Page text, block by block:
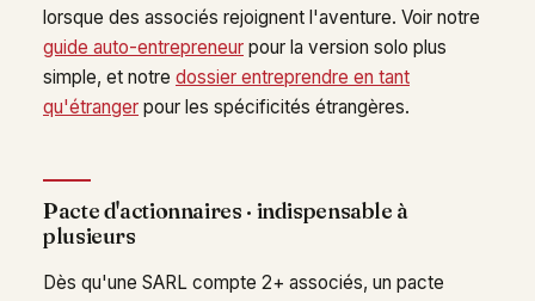
lorsque des associés rejoignent l'aventure. Voir notre
guide auto-entrepreneur pour la version solo plus
simple, et notre dossier entreprendre en tant
qu'étranger pour les spécificités étrangères.
Pacte d'actionnaires · indispensable à
plusieurs
Dès qu'une SARL compte 2+ associés, un pacte